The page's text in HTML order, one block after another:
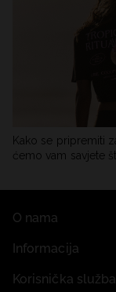
Kako se pripremiti
ćemo vam savjete
O nama
Informacija
Korisnička služba